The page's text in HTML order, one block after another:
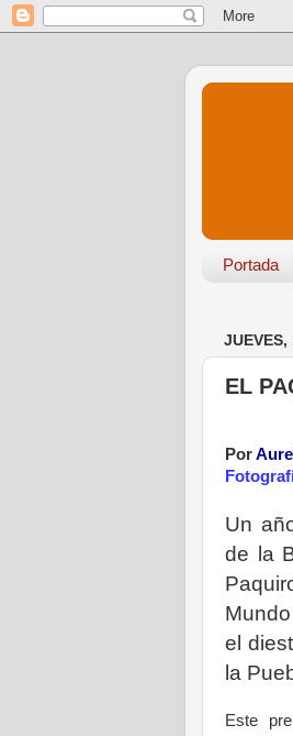
Portada
JUEVES,
EL
Por
Un
de la
el
la
Este